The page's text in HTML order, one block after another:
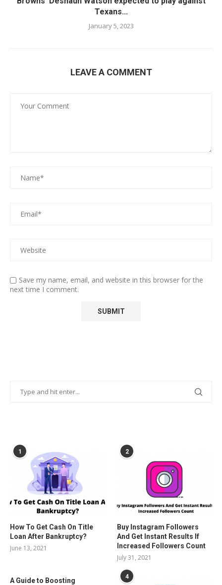
Texans...
January 5, 2023
LEAVE A COMMENT
Save my name, email, and website in this browser for the
next time I comment.
1
How To Get Cash On Title
Loan After Bankruptcy?
June 13, 2021
2
Buy Instagram Followers
And Get Instant Results If
Increased Followers Count
July 31, 2021
A Guide to Boosting
4